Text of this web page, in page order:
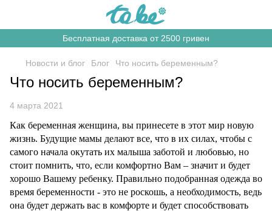
Бесплатная доставка от 2500 гривен
Новости и блог Блог Что носить беременным?
Что носить беременным?
4 марта 2021
Как беременная женщина, вы принесете в этот мир новую
жизнь. Будущие мамы делают все, что в их силах, чтобы с
самого начала окутать их малыша заботой и любовью, но
стоит помнить, что, если комфортно Вам – значит и будет
хорошо Вашему ребенку. Правильно подобранная одежда во
время беременности - это не роскошь, а необходимость, ведь
она будет держать вас в комфорте и будет способствовать